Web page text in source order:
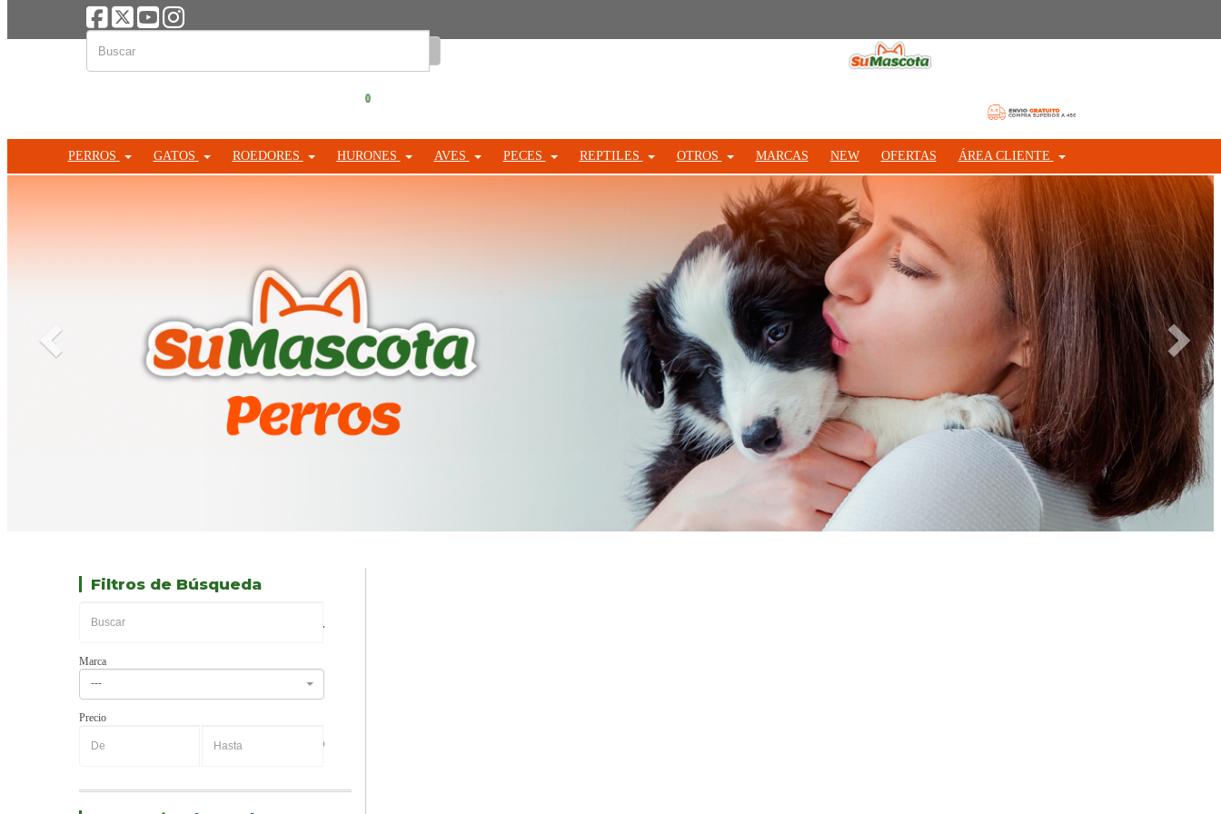
0
PERROS GATOS ROEDORES HURONES AVES PECES REPTILES OTROS MARCAS NEW OFERTAS ÁREA CLIENTE
Filtros de Búsqueda
Marca
---
Precio